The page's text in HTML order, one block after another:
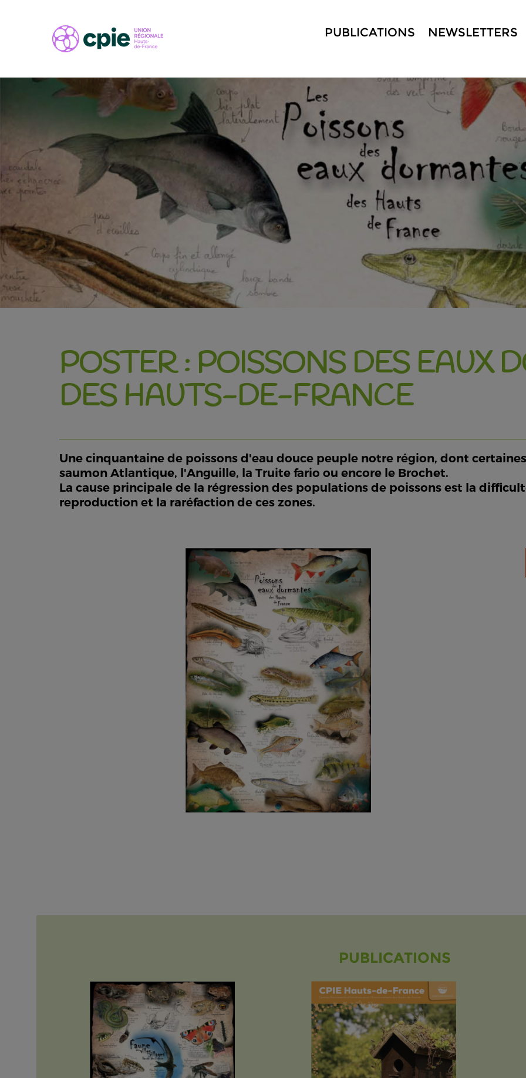
PUBLICATIONS NEWSLETTERS
POSTER : POISSONS DES EAUX
DES HAUTS-DE-FRANCE
Une cinquantaine de poissons d'eau douce peuple notre région, dont
saumon Atlantique, l'Anguille, la Truite fario ou encore le Brochet.
La cause principale de la régression des populations de poissons est la
reproduction et la raréfaction de ces zones.
PUBLICATIONS